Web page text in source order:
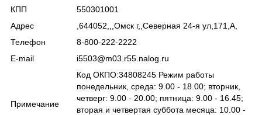
КПП
550301001
Адрес
,644052,,,Омск г,,Северная 24-я ул,171,А,
Телефон
8-800-222-2222
E-mail
i5503@m03.r55.nalog.ru
Примечание
Код ОКПО:34808245 Режим работы
понедельник, среда: 9.00 - 18.00; вторник,
четверг: 9.00 - 20.00; пятница: 9.00 - 16.45;
вторая и четвертая суббота месяца: 10.00 -